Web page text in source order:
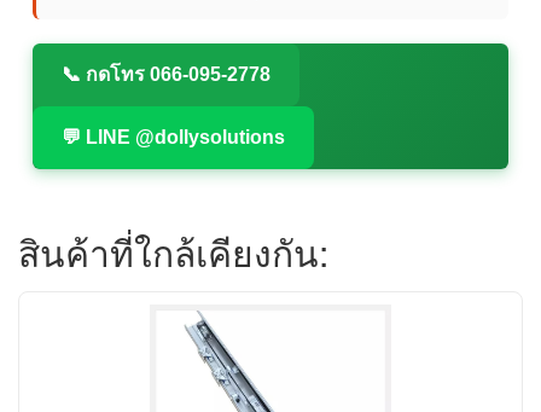
📞 กดโทร 066-095-2778
💬 LINE @dollysolutions
สินค้าที่ใกล้เคียงกัน: